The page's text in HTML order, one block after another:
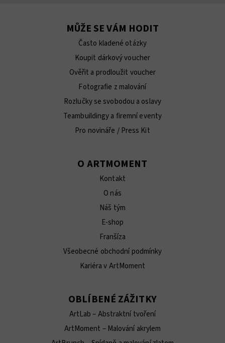
MŮŽE SE VÁM HODIT
Často kladené otázky
Koupit dárkový voucher
Ověřit a prodloužit voucher
Fotografie z malování
Rozlučky se svobodou a oslavy
Teambuildingy a firemní eventy
Pro novináře / Press Kit
O ARTMOMENT
Kontakt
O nás
Náš tým
E-shop
Franšíza
Všeobecné obchodní podmínky
Kariéra v ArtMoment
OBLÍBENÉ ZÁŽITKY
ArtLab – Abstraktní tvoření
ArtMoment – Malování akrylem